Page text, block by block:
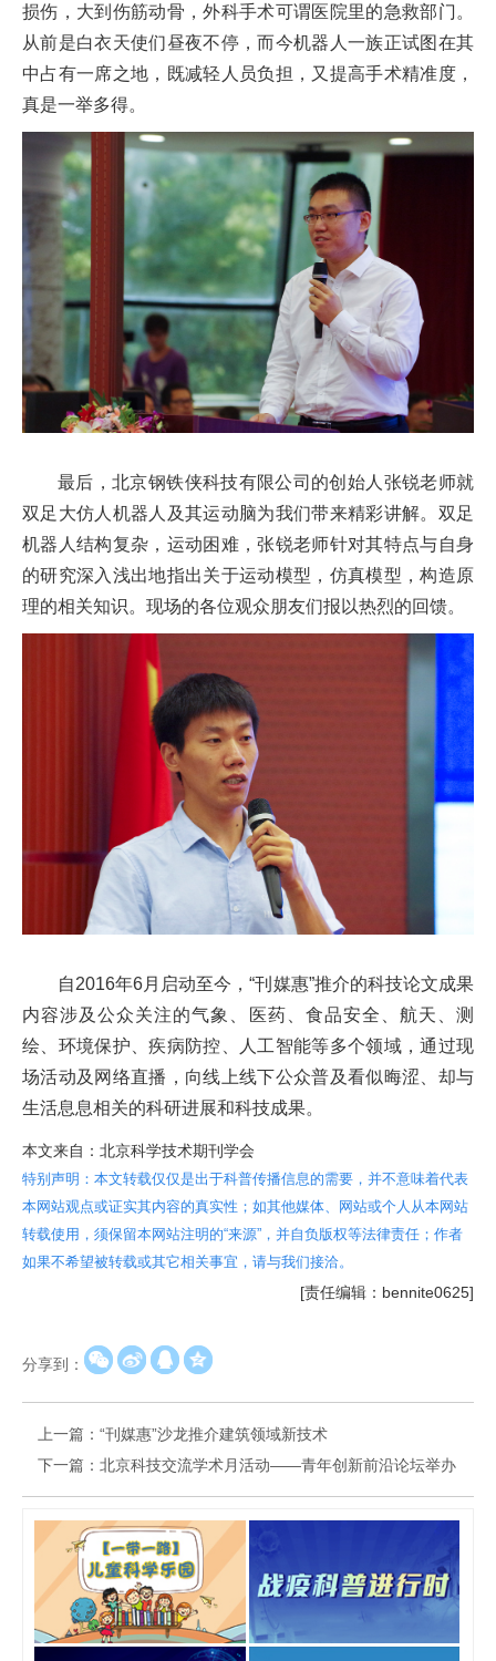
损伤，大到伤筋动骨，外科手术可谓医院里的急救部门。
从前是白衣天使们昼夜不停，而今机器人一族正试图在其
中占有一席之地，既减轻人员负担，又提高手术精准度，
真是一举多得。
最后，北京钢铁侠科技有限公司的创始人张锐老师就
双足大仿人机器人及其运动脑为我们带来精彩讲解。双足
机器人结构复杂，运动困难，张锐老师针对其特点与自身
的研究深入浅出地指出关于运动模型，仿真模型，构造原
理的相关知识。现场的各位观众朋友们报以热烈的回馈。
自2016年6月启动至今，“刊媒惠”推介的科技论文成果
内容涉及公众关注的气象、医药、食品安全、航天、测
绘、环境保护、疾病防控、人工智能等多个领域，通过现
场活动及网络直播，向线上线下公众普及看似晦涩、却与
生活息息相关的科研进展和科技成果。
本文来自：北京科学技术期刊学会
特别声明：本文转载仅仅是出于科普传播信息的需要，并不意味着代表
本网站观点或证实其内容的真实性；如其他媒体、网站或个人从本网站
转载使用，须保留本网站注明的“来源”，并自负版权等法律责任；作者
如果不希望被转载或其它相关事宜，请与我们接洽。
[责任编辑：bennite0625]
分享到：
上一篇： “刊媒惠”沙龙推介建筑领域新技术
下一篇： 北京科技交流学术月活动——青年创新前沿论坛举办